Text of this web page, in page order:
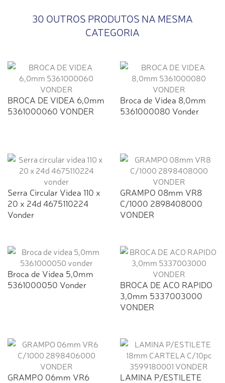
30 OUTROS PRODUTOS NA MESMA
CATEGORIA
BROCA DE VIDEA 6,0mm
5361000060 VONDER
Broca de Videa 8,0mm
5361000080 Vonder
Serra Circular Videa 110 x
20 x 24d 4675110224
Vonder
GRAMPO 08mm VR8
C/1000 2898408000
VONDER
Broca de Videa 5,0mm
5361000050 Vonder
BROCA DE ACO RAPIDO
3,0mm 5337003000
VONDER
GRAMPO 06mm VR6
LAMINA P/ESTILETE